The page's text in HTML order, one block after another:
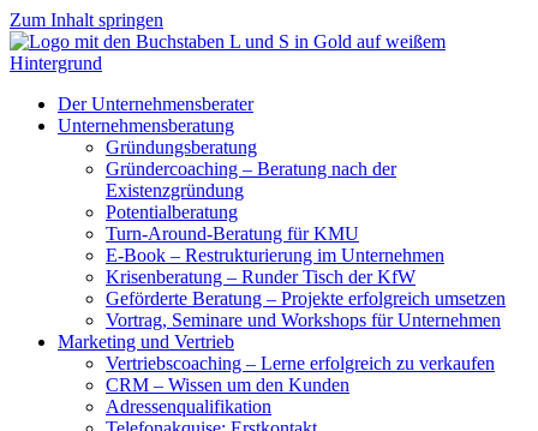
Zum Inhalt springen
Der Unternehmensberater
Unternehmensberatung
Gründungsberatung
Gründercoaching – Beratung nach der
Existenzgründung
Potentialberatung
Turn-Around-Beratung für KMU
E-Book – Restrukturierung im Unternehmen
Krisenberatung – Runder Tisch der KfW
Geförderte Beratung – Projekte erfolgreich umsetzen
Vortrag, Seminare und Workshops für Unternehmen
Marketing und Vertrieb
Vertriebscoaching – Lerne erfolgreich zu verkaufen
CRM – Wissen um den Kunden
Adressenqualifikation